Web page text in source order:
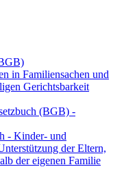
in Familiensachen und
Gerichtsbarkeit
(BGB) -
- Kinder- und
der Eltern,
der eigenen Familie